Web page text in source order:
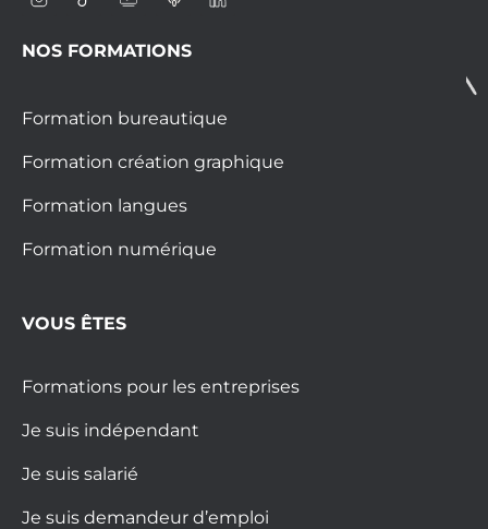
NOS FORMATIONS
Formation bureautique
Formation création graphique
Formation langues
Formation numérique
VOUS ÊTES
Formations pour les entreprises
Je suis indépendant
Je suis salarié
Je suis demandeur d’emploi